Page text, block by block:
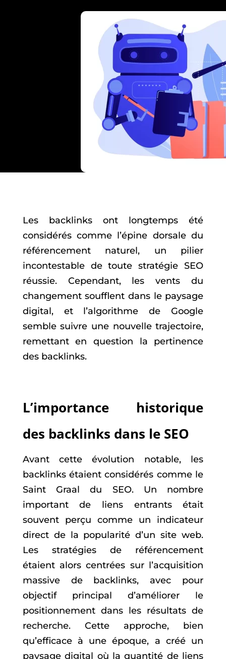
Les backlinks ont longtemps été
considérés comme l’épine dorsale du
référencement naturel, un pilier
incontestable de toute stratégie SEO
réussie. Cependant, les vents du
changement soufflent dans le paysage
digital, et l’algorithme de Google
semble suivre une nouvelle trajectoire,
remettant en question la pertinence
des backlinks.
L’importance historique
des backlinks dans le SEO
Avant cette évolution notable, les
backlinks étaient considérés comme le
Saint Graal du SEO. Un nombre
important de liens entrants était
souvent perçu comme un indicateur
direct de la popularité d’un site web.
Les stratégies de référencement
étaient alors centrées sur l’acquisition
massive de backlinks, avec pour
objectif principal d’améliorer le
positionnement dans les résultats de
recherche. Cette approche, bien
qu’efficace à une époque, a créé un
paysage digital où la quantité de liens